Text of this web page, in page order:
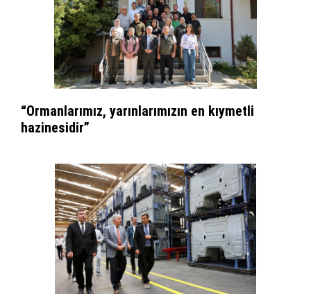
“Ormanlarımız, yarınlarımızın en kıymetli
hazinesidir”